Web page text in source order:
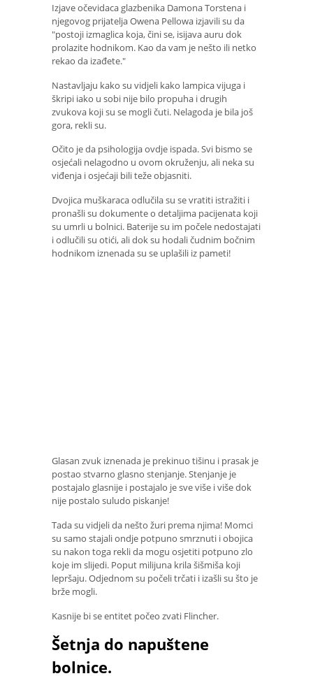
Izjave očevidaca glazbenika Damona Torstena i
njegovog prijatelja Owena Pellowa izjavili su da
"postoji izmaglica koja, čini se, isijava auru dok
prolazite hodnikom. Kao da vam je nešto ili netko
rekao da izađete."
Nastavljaju kako su vidjeli kako lampica vijuga i
škripi iako u sobi nije bilo propuha i drugih
zvukova koji su se mogli čuti. Nelagoda je bila još
gora, rekli su.
Očito je da psihologija ovdje ispada. Svi bismo se
osjećali nelagodno u ovom okruženju, ali neka su
viđenja i osjećaji bili teže objasniti.
Dvojica muškaraca odlučila su se vratiti istražiti i
pronašli su dokumente o detaljima pacijenata koji
su umrli u bolnici. Baterije su im počele nedostajati
i odlučili su otići, ali dok su hodali čudnim bočnim
hodnikom iznenada su se uplašili iz pameti!
Glasan zvuk iznenada je prekinuo tišinu i prasak je
postao stvarno glasno stenjanje. Stenjanje je
postajalo glasnije i postajalo je sve više i više dok
nije postalo suludo piskanje!
Tada su vidjeli da nešto žuri prema njima! Momci
su samo stajali ondje potpuno smrznuti i obojica
su nakon toga rekli da mogu osjetiti potpuno zlo
koje im slijedi. Poput milijuna krila šišmiša koji
lepršaju. Odjednom su počeli trčati i izašli su što je
brže mogli.
Kasnije bi se entitet počeo zvati Flincher.
Šetnja do napuštene
bolnice.